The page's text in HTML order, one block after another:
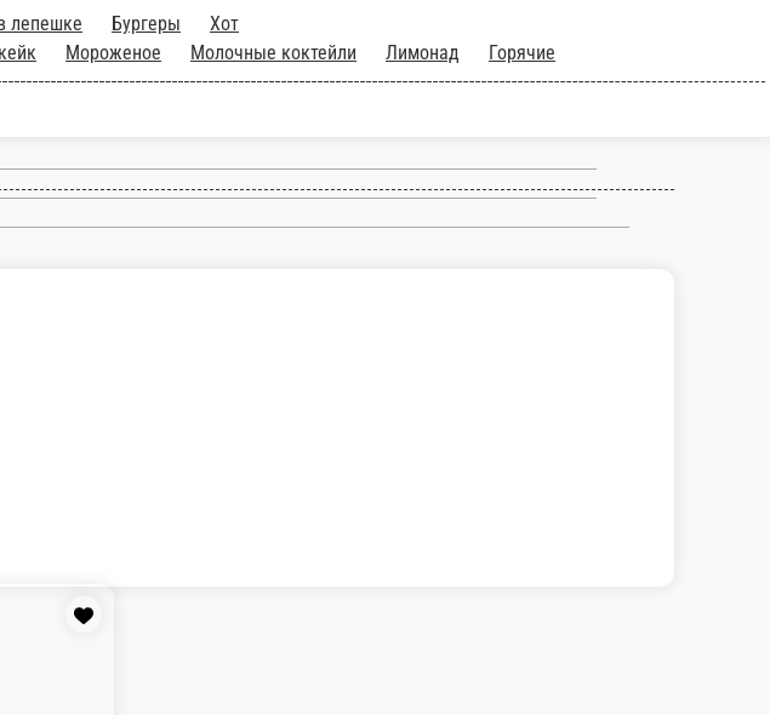
свининой Шаурма в лепешке
Чизкейк Мороженое
Молочные
соусы